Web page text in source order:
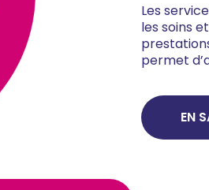
Les
les soins
permet
EN